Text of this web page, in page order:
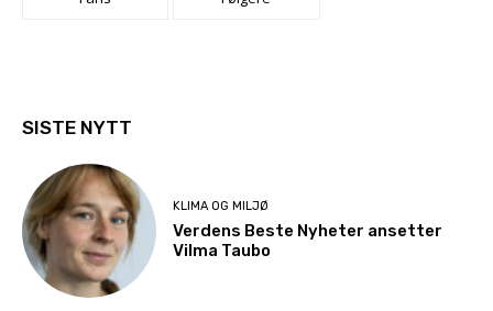
SISTE NYTT
KLIMA OG MILJØ
Verdens Beste Nyheter ansetter
Vilma Taubo